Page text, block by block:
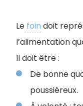
Le foin doit
l’alimentation
Il doit être :
De bonne
poussiéreux.